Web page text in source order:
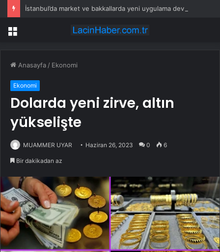
Menü
Anasayfa / Ekonomi
Ekonomi
Dolarda yeni zirve, altın
yükselişte
MUAMMER UYAR Haziran 26, 2023 0 6
Bir dakikadan az